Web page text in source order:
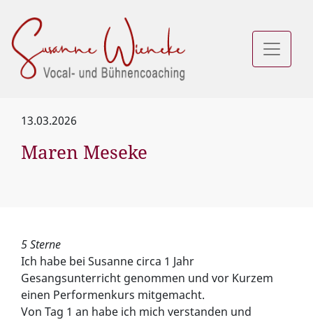
13.03.2026
Maren Meseke
5 Sterne
Ich habe bei Susanne circa 1 Jahr
Gesangsunterricht genommen und vor Kurzem
einen Performenkurs mitgemacht.
Von Tag 1 an habe ich mich verstanden und